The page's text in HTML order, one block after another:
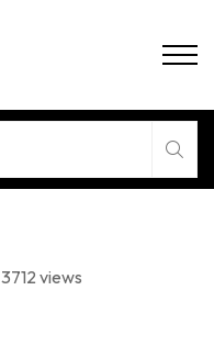
3712 views